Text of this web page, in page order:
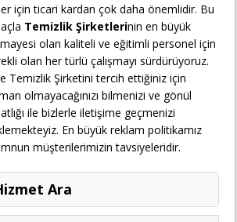
için ticari kardan çok daha önemlidir. Bu
Temizlik Şirketlerinin en büyük
olan kaliteli ve eğitimli personel için
olan her türlü çalışmayı sürdürüyoruz.
Temizlik Şirketini tercih ettiğiniz için
olmayacağınızı bilmenizi ve gönül
ile bizlerle iletişime geçmenizi
En büyük reklam politikamız
müşterilerimizin tavsiyeleridir.
Ara